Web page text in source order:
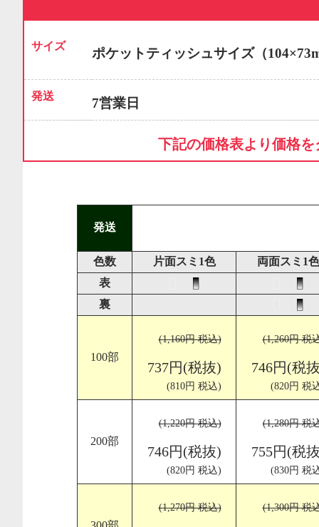
サイズ ポケットティッシュサイズ（
発送 7営業日
下記の価格表より価格
発送
色数 片面スミ1色
両面スミ1色
表
裏
100部
(1,160円 税込)
737円(税抜)
(810円 税込)
(1,260円 税
746円(税
(820円 税
200部
(1,220円 税込)
746円(税抜)
(820円 税込)
(1,280円 税
755円(税
(830円 税
(1,270円 税込) (1,300円 税